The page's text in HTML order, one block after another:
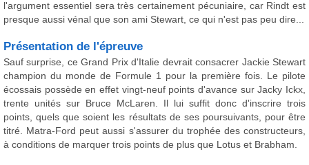
l'argument essentiel sera très certainement pécuniaire, car Rindt est
presque aussi vénal que son ami Stewart, ce qui n'est pas peu dire...
Présentation de l'épreuve
Sauf surprise, ce Grand Prix d'Italie devrait consacrer Jackie Stewart
champion du monde de Formule 1 pour la première fois. Le pilote
écossais possède en effet vingt-neuf points d'avance sur Jacky Ickx,
trente unités sur Bruce McLaren. Il lui suffit donc d'inscrire trois
points, quels que soient les résultats de ses poursuivants, pour être
titré. Matra-Ford peut aussi s'assurer du trophée des constructeurs,
à conditions de marquer trois points de plus que Lotus et Brabham.